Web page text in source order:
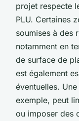
projet respecte
PLU. Certaines
soumises à des
notamment en
de surface de
est également
éventuelles.
exemple, peut
ou imposer des